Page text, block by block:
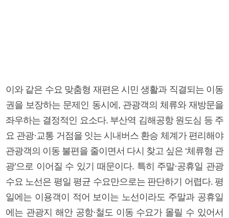
이와 같은 수요 맞춤형 재편은 시민 생활과 직결되는 이동
권을 보장하는 문제인 동시에, 관광객의 체류와 재방문을
좌우하는 결정적인 요소다. 부산역 김해공항 원도심 등 주
요 관광·교통 거점을 잇는 시내버스 환승 체계가 편리해야
관광객의 이동 불편을 줄이면서 다시 찾고 싶은 ‘체류형 관
광’으로 이어질 수 있기 때문이다. 특히 주말·공휴일 관광
수요 노선은 평일 평균 수요만으로는 판단하기 어렵다. 평
일에는 이용객이 적어 보이는 노선이라도 주말과 공휴일
에는 관광지 해안 공항·철도 이동 수요가 몰릴 수 있어서